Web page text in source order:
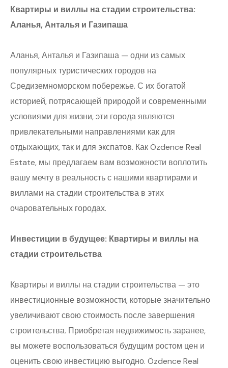
Квартиры и виллы на стадии строительства:
Аланья, Анталья и Газипаша
Аланья, Анталья и Газипаша — одни из самых
популярных туристических городов на
Средиземноморском побережье. С их богатой
историей, потрясающей природой и современными
условиями для жизни, эти города являются
привлекательными направлениями как для
отдыхающих, так и для экспатов. Как Özdence Real
Estate, мы предлагаем вам возможности воплотить
вашу мечту в реальность с нашими квартирами и
виллами на стадии строительства в этих
очаровательных городах.
Инвестиции в будущее: Квартиры и виллы на
стадии строительства
Квартиры и виллы на стадии строительства — это
инвестиционные возможности, которые значительно
увеличивают свою стоимость после завершения
строительства. Приобретая недвижимость заранее,
вы можете воспользоваться будущим ростом цен и
оценить свою инвестицию выгодно. Özdence Real